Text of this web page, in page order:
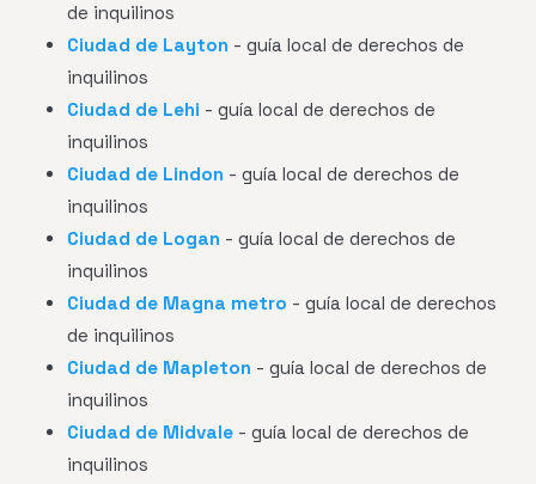
de inquilinos
Ciudad de Layton - guía local de derechos de
inquilinos
Ciudad de Lehi - guía local de derechos de
inquilinos
Ciudad de Lindon - guía local de derechos de
inquilinos
Ciudad de Logan - guía local de derechos de
inquilinos
Ciudad de Magna metro - guía local de derechos
de inquilinos
Ciudad de Mapleton - guía local de derechos de
inquilinos
Ciudad de Midvale - guía local de derechos de
inquilinos